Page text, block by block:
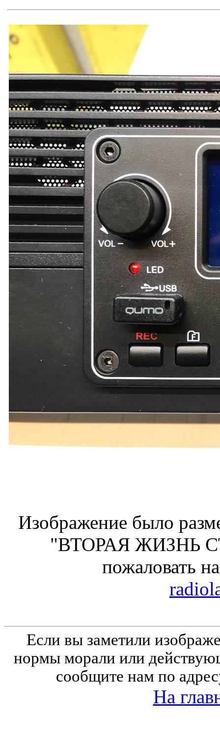
Изображение было
"ВТОРАЯ ЖИЗНЬ
пожаловать
Если вы заметили
нормы морали или
сообщите нам по
На